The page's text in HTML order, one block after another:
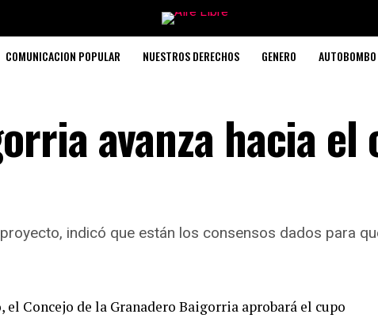
COMUNICACION POPULAR NUESTROS DERECHOS GENERO AUTOBOMBO
avanza hacia el
indicó que están los consensos dados para
Concejo de la Granadero Baigorria aprobará el cupo